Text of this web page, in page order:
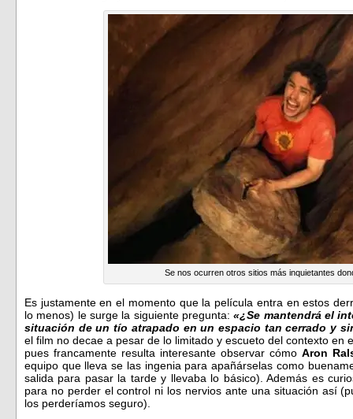
Se nos ocurren otros sitios más inquietantes
Es justamente en el momento que la película entra en estos
lo menos) le surge la siguiente pregunta:«¿Se mantendrá el
situación de un tío atrapado en un espacio tan cerrado y
el film no decae a pesar de lo limitado y escueto del contexto en
pues francamente resulta interesante observar cómo Aron
equipo que lleva se las ingenia para apañárselas como
salida para pasar la tarde y llevaba lo básico). Además es
para no perder el control ni los nervios ante una situación así
los perderíamos seguro).